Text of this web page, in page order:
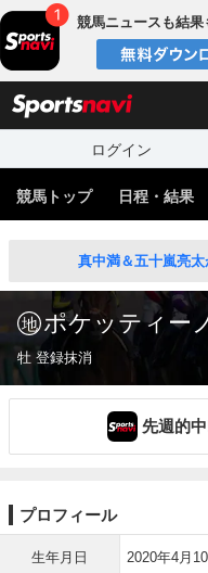
競馬ニュースも結果
ログイン
競馬トップ 日程・結果
真中満＆五十嵐亮太
ポケッティー
牡 登録抹消
先週的
プロフィール
生年月日 2020年4月10